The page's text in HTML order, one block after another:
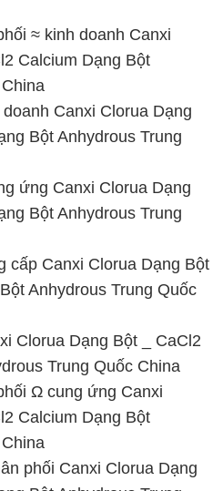
Canxi Clorua Dạng Bột
Anhydrous Trung Quốc
Clorua Dạng Bột _ CaCl2
Trung Quốc China
Ω cung ứng Canxi
Calcium Dạng Bột
phối Canxi Clorua Dạng
Bột Anhydrous Trung
– CÔNG TY HÓA CHẤT
🌐